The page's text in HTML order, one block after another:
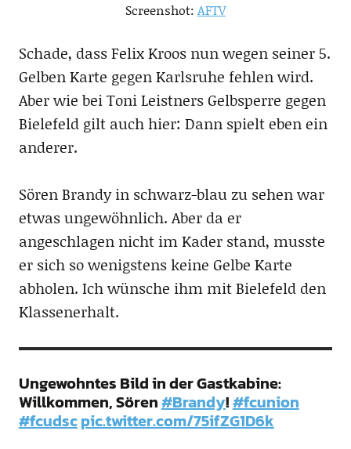
Screenshot: AFTV
Schade, dass Felix Kroos nun wegen seiner 5.
Gelben Karte gegen Karlsruhe fehlen wird.
Aber wie bei Toni Leistners Gelbsperre gegen
Bielefeld gilt auch hier: Dann spielt eben ein
anderer.
Sören Brandy in schwarz-blau zu sehen war
etwas ungewöhnlich. Aber da er
angeschlagen nicht im Kader stand, musste
er sich so wenigstens keine Gelbe Karte
abholen. Ich wünsche ihm mit Bielefeld den
Klassenerhalt.
Ungewohntes Bild in der Gastkabine:
Willkommen, Sören#Brandy!#fcunion
#fcudscpic.twitter.com/75ifZG1D6k